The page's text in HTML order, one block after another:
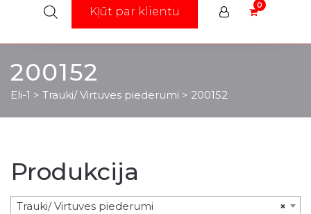
Kļūt par klientu
200152
Eli-1 > Trauki/ Virtuves piederumi > 200152
Produkcija
×
Trauki/ Virtuves piederumi